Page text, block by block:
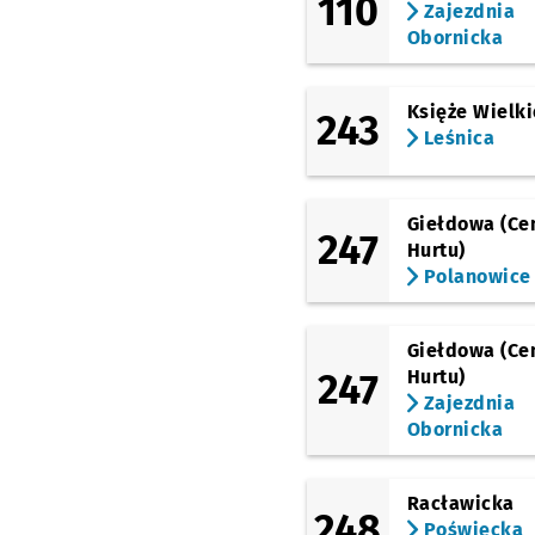
Dworzec Główny
(Kazimierza Wielkiego)
Galeria Dominikańska
(Kazimierza Wielkiego)
(Kazimierza Wielkiego)
Rynek
(Legnicka)
(Zachodnia)
Inowrocławska
(Zachodnia)
Szczepin Przystanek
Litomska (Zus) NŻ
110
Zajezdnia
Obornicka
243
Księże
Leśnica
247
Giełdowa
Hurtu)
Polanowice
247
Giełdowa
Hurtu)
Zajezdnia
Obornicka
Racławicka
Poświęcka